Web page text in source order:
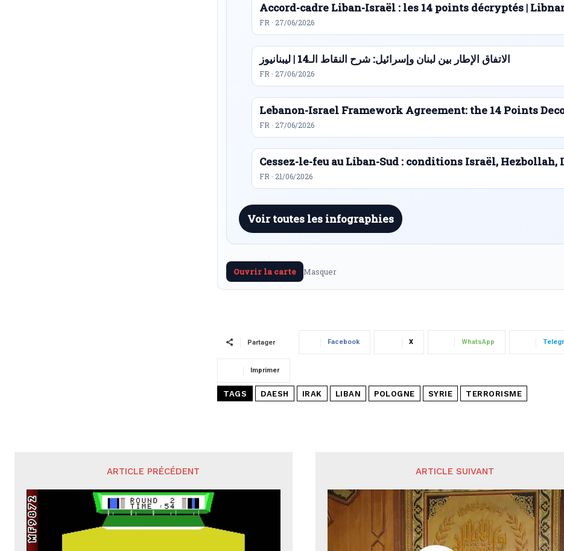
Accord-cadre Liban-Israël : les 14 points décryptés |
FR · 27/06/2026
الاتفاق الإطار بين لبنان وإسرائيل: شرح النقاط الـ14 | ليبنانيوز
FR · 27/06/2026
Lebanon-Israel Framework Agreement: the 14 Points
FR · 27/06/2026
Cessez-le-feu au Liban-Sud : conditions Israël,
FR · 21/06/2026
Voir toutes les infographies
Ouvrir la carte Masquer
Partager Facebook X WhatsApp
Imprimer
TAGS DAESH IRAK LIBAN POLOGNE SYRIE TERRORISME
ARTICLE PRÉCÉDENT ARTICLE SUIVANT